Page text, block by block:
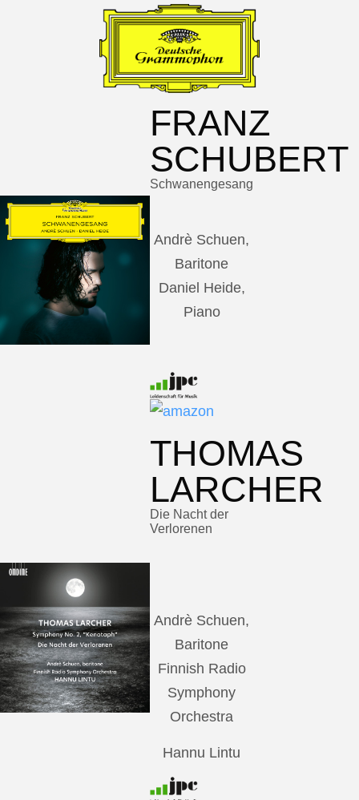
FRANZ
SCHUBERT
Schwanengesang
Andrè Schuen,
Baritone
Daniel Heide,
Piano
THOMAS
LARCHER
Die Nacht der
Verlorenen
Andrè Schuen,
Baritone
Finnish Radio
Symphony
Orchestra
Hannu Lintu